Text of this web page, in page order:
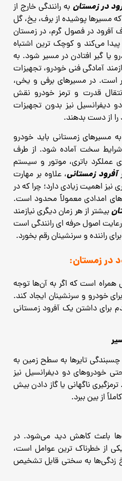
در زمستان به رانندگی خارج از
مسیرها پوشیده از برف، یخ، گل
در فصول گرم، در زمستان
می‌کند و کوچک‌ ترین اشتباه
یا گیر افتادن در مسیر شود. به
آمادگی فنی خودرو، تجهیزات
است. در مسیرهای برفی و یخی،
قدرت و ترمز خودرو نقش
دیفرانسیل نیز بدون تجهیزات
از دست بدهند.
مسیرهای زمستانی باید خودرو
سخت آماده شود. از طرف
عملکرد باتری، موتور و سیستم
آفرود زمستانی، علاوه بر مهارت
نیز اهمیت زیادی دارد؛ چرا که در
امدادی معمولاً محدود است.
بیشتر از هر زمان دیگری نیازمند
رعایت اصول حرفه ‌ای رانندگی است
راننده و سرنشینان رقم بخورد.
در زمستان:
همراه است که اگر به آن‌ها توجه
خودرو و سرنشینان ایجاد کند.
برای داشتن یک آفرود زمستانی
تایرها به سطح زمین به
خودروهای دو دیفرانسیل نیز
ناگهانی یا گاز دادن بیش
از بین ببرد.
باعث کاهش دید می‌شود. در
از خطرناک‌ ترین عوامل است،
‌زدگی‌ها به ‌سختی قابل تشخیص